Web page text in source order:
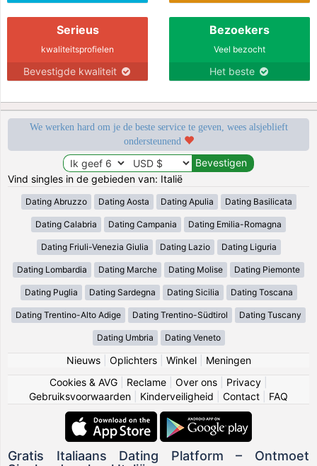
Serieus
kwaliteitsprofielen
Bevestigde kwaliteit
Bezoekers
Veel bezocht
Het beste
We werken hard om je de beste service te geven, wees alsjeblieft
ondersteunend
Vind singles in de gebieden van: Italië
Dating Abruzzo Dating Aosta Dating Apulia Dating Basilicata
Dating Calabria Dating Campania Dating Emilia-Romagna
Dating Friuli-Venezia Giulia Dating Lazio Dating Liguria
Dating Lombardia Dating Marche Dating Molise Dating Piemonte
Dating Puglia Dating Sardegna Dating Sicilia Dating Toscana
Dating Trentino-Alto Adige Dating Trentino-Südtirol Dating Tuscany
Dating Umbria Dating Veneto
Nieuws| Oplichters| Winkel| Meningen
Cookies & AVG
Reclame Over ons Privacy
Gebruiksvoorwaarden
Kinderveiligheid Contact FAQ
Gratis Italiaans Dating Platform – Ontmoet